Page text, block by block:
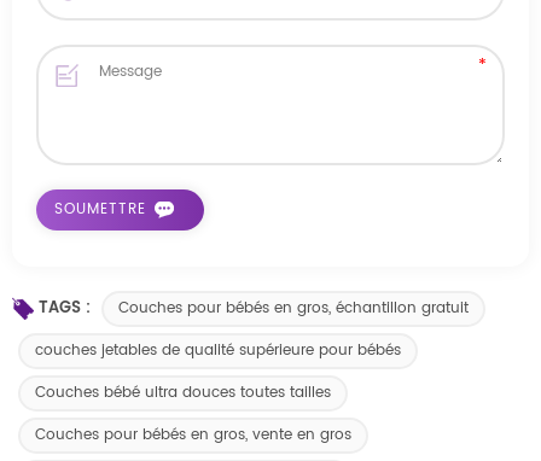
TAGS :
Couches pour bébés en gros, échantillon gratuit
couches jetables de qualité supérieure pour bébés
Couches bébé ultra douces toutes tailles
Couches pour bébés en gros, vente en gros